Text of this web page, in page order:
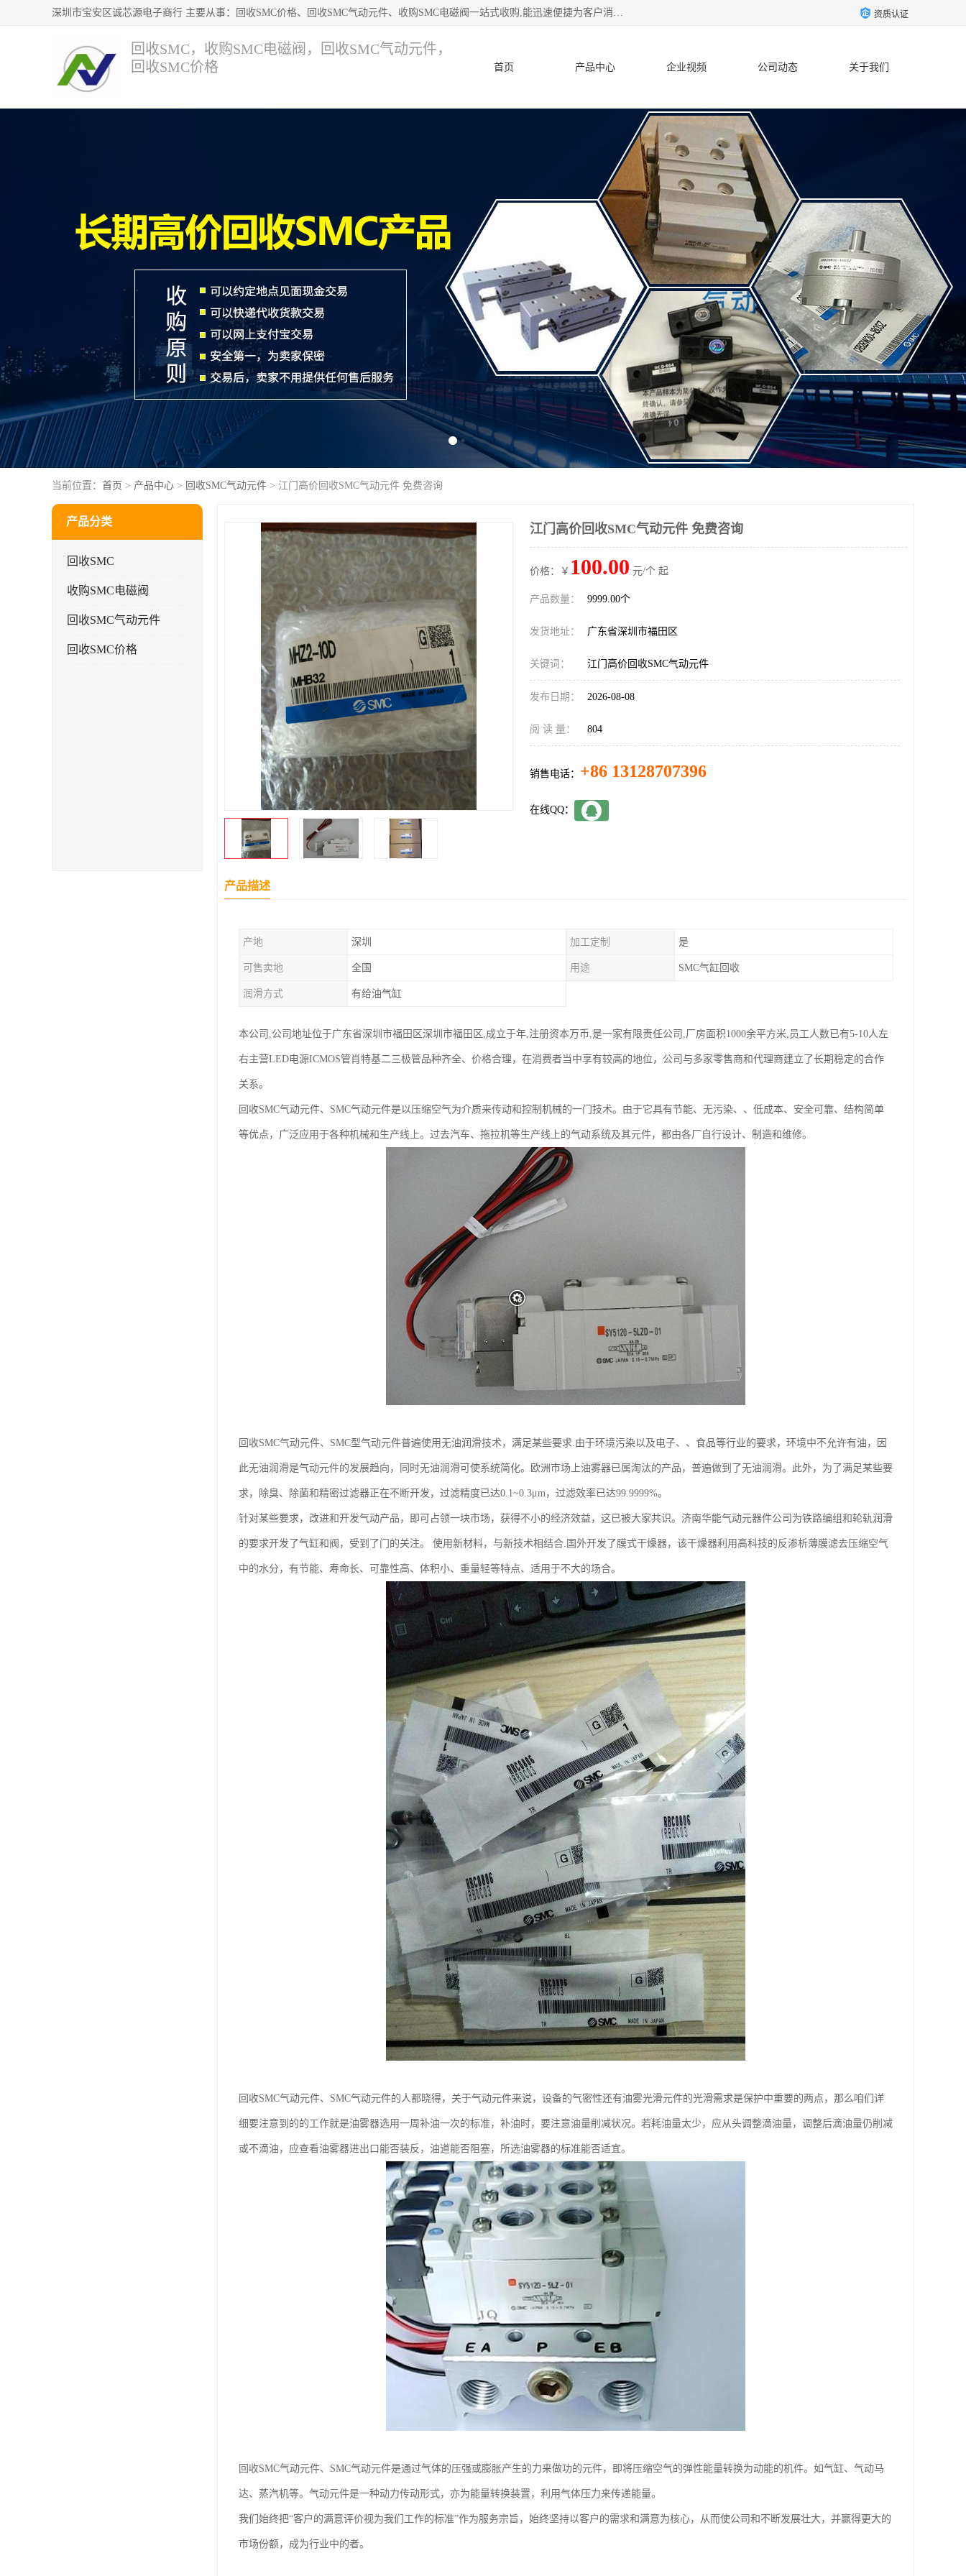
深圳市宝安区诚芯源电子商行 主要从事：回收SMC价格、回收SMC气动元件、收购SMC电磁阀一站式收购,能迅速便捷为客户消化库存、减少仓储、回笼资金，我们交易灵活方便，现金支付，价格优势合理，在业务方面赢得广大客户的一致好评 热情欢迎有库存需要处理的客户 请尽快联系我们 资质认证
回收SMC，收购SMC电磁阀，回收SMC气动元件，
回收SMC价格
首页 产品中心 企业视频 公司动态 关于我们
当前位置： 首页 > 产品中心 > 回收SMC气动元件 > 江门高价回收SMC气动元件 免费咨询
产品分类
回收SMC
收购SMC电磁阀
回收SMC气动元件
回收SMC价格
江门高价回收SMC气动元件 免费咨询
价格：￥ 100.00 元/个 起
产品数量： 9999.00个
发货地址： 广东省深圳市福田区
关键词： 江门高价回收SMC气动元件
发布日期： 2026-08-08
阅 读 量： 804
销售电话： +86 13128707396
在线QQ：
产品描述
产地 深圳 加工定制 是
可售卖地 全国 用途 SMC气缸回收
润滑方式 有给油气缸
本公司,公司地址位于广东省深圳市福田区深圳市福田区,成立于年,注册资本万币,是一家有限责任公司,厂房面积1000余平方米,员工人数已有5-10人左
右主营LED电源ICMOS管肖特基二三极管品种齐全、价格合理，在消费者当中享有较高的地位，公司与多家零售商和代理商建立了长期稳定的合作
关系。
回收SMC气动元件、SMC气动元件是以压缩空气为介质来传动和控制机械的一门技术。由于它具有节能、无污染、、低成本、安全可靠、结构简单
等优点，广泛应用于各种机械和生产线上。过去汽车、拖拉机等生产线上的气动系统及其元件，都由各厂自行设计、制造和维修。
回收SMC气动元件、SMC型气动元件普遍使用无油润滑技术，满足某些要求.由于环境污染以及电子、、食品等行业的要求，环境中不允许有油，因
此无油润滑是气动元件的发展趋向，同时无油润滑可使系统简化。欧洲市场上油雾器已属淘汰的产品，普遍做到了无油润滑。此外，为了满足某些要
求，除臭、除菌和精密过滤器正在不断开发，过滤精度已达0.1~0.3μm，过滤效率已达99.9999%。
针对某些要求，改进和开发气动产品，即可占领一块市场，获得不小的经济效益，这已被大家共识。济南华能气动元器件公司为铁路编组和轮轨润滑
的要求开发了气缸和阀，受到了门的关注。 使用新材料，与新技术相结合.国外开发了膜式干燥器，该干燥器利用高科技的反渗析薄膜滤去压缩空气
中的水分，有节能、寿命长、可靠性高、体积小、重量轻等特点、适用于不大的场合。
回收SMC气动元件、SMC气动元件的人都晓得，关于气动元件来说，设备的气密性还有油雾光滑元件的光滑需求是保护中重要的两点，那么咱们详
细要注意到的的工作就是油雾器选用一周补油一次的标准，补油时，要注意油量削减状况。若耗油量太少，应从头调整滴油量，调整后滴油量仍削减
或不滴油，应查看油雾器进出口能否装反，油道能否阻塞，所选油雾器的标准能否适宜。
回收SMC气动元件、SMC气动元件是通过气体的压强或膨胀产生的力来做功的元件，即将压缩空气的弹性能量转换为动能的机件。如气缸、气动马
达、蒸汽机等。气动元件是一种动力传动形式，亦为能量转换装置，利用气体压力来传递能量。
我们始终把“客户的满意评价视为我们工作的标准”作为服务宗旨，始终坚持以客户的需求和满意为核心，从而使公司和不断发展壮大，并赢得更大的
市场份额，成为行业中的者。